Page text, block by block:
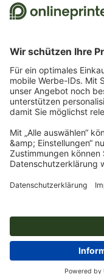
Barauszahlung. Nicht mit
einen Klick bestätigen. Erst
unseren Newsletter zu.
Maximale Höhe des Rabatts:
Kein Mindestbestellwert.
Gutscheincodes kombinierbar.
Warenkorb eintragen und auf
Mindestbestellwert. Mehrfach
Aktionen kombinierbar. Die
Warenkorb eintragen und auf